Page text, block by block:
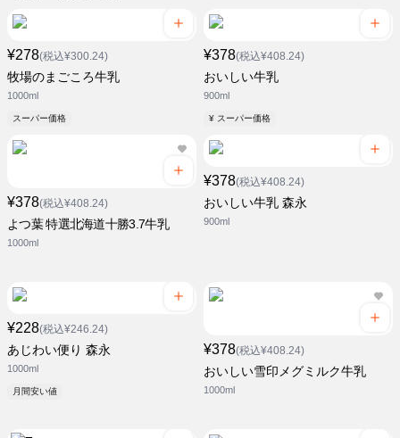
¥278(税込¥300.24)
牧場のまごころ牛乳
1000ml
スーパー価格
¥378(税込¥408.24)
おいしい牛乳
900ml
¥ スーパー価格
¥378(税込¥408.24)
よつ葉 特選北海道十勝3.7牛乳
1000ml
¥378(税込¥408.24)
おいしい牛乳 森永
900ml
¥228(税込¥246.24)
あじわい便り 森永
1000ml
月間安い値
¥378(税込¥408.24)
おいしい雪印メグミルク牛乳
1000ml